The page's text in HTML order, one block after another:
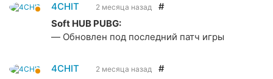
4CHIT 2 месяца назад
#
Soft HUB PUBG:
— Обновлен под последний патч игры
4CHIT 2 месяца назад
#